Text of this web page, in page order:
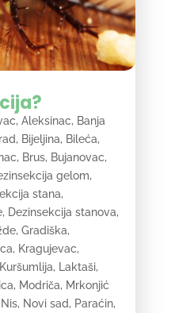
, Aleksinac, Banja
, Bijeljina, Bileća,
, Brus, Bujanovac,
gelom,
stana,
, Dezinsekcija stanova,
, Gradiška,
, Kragujevac,
Kuršumlija, Laktaši,
, Modriča, Mrkonjić
Nis, Novi sad, Paraćin,